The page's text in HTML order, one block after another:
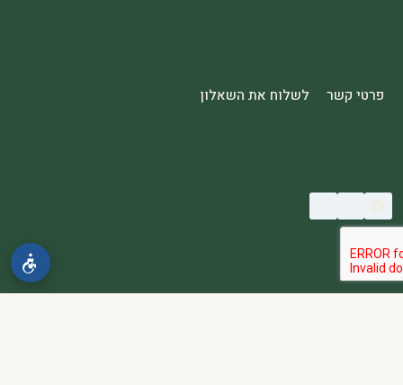
פרטי קשר לשלוח את השאלון
© 2026 spa2000